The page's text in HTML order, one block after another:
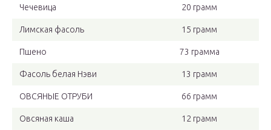
Чечевица 20 грамм
Лимская фасоль 15 грамм
Пшено 73 грамма
Фасоль белая Нэви 13 грамм
ОВСЯНЫЕ ОТРУБИ 66 грамм
Овсяная каша 12 грамм